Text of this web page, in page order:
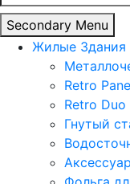
Secondary Menu
Жилые Здания
Retro
Retro Duo
Гнутый